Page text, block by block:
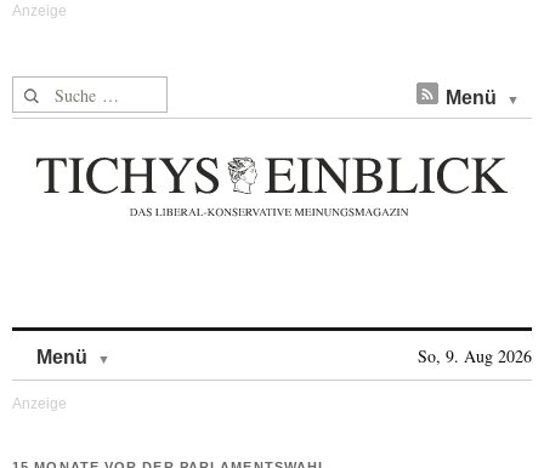
Suche nach: Menü
Menü So, 9. Aug 2026